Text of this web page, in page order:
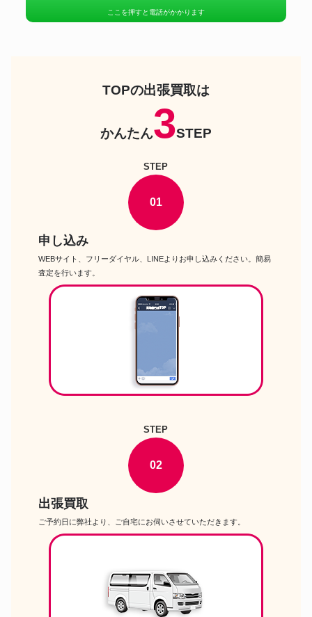
ここを押すと電話がかかります
TOPの出張買取は
かんたん3STEP
STEP
01
申し込み
WEBサイト、フリーダイヤル、LINEよりお申し込みください。簡易
査定を行います。
STEP
02
出張買取
ご予約日に弊社より、ご自宅にお伺いさせていただきます。